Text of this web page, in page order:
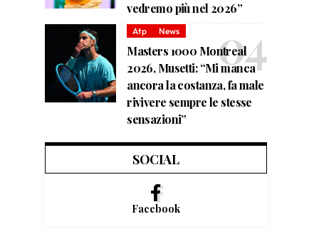
vedremo più nel 2026”
Atp News
Masters 1000 Montreal
2026, Musetti: “Mi manca
ancora la costanza, fa male
rivivere sempre le stesse
sensazioni”
SOCIAL
Facebook